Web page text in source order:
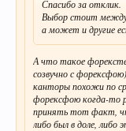
Спасибо за отклик.
Выбор стоит
а может и другие
А что такое
созвучно с
канторы похожи по
форексфою когда-то
принять тот факт,
либо был в доле, либо